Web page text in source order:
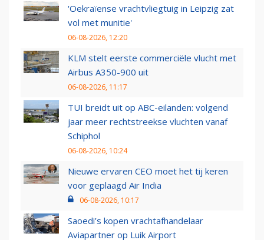
'Oekraïense vrachtvliegtuig in Leipzig zat
vol met munitie'
06-08-2026, 12:20
KLM stelt eerste commerciële vlucht met
Airbus A350-900 uit
06-08-2026, 11:17
TUI breidt uit op ABC-eilanden: volgend
jaar meer rechtstreekse vluchten vanaf
Schiphol
06-08-2026, 10:24
Nieuwe ervaren CEO moet het tij keren
voor geplaagd Air India
06-08-2026, 10:17
Saoedi’s kopen vrachtafhandelaar
Aviapartner op Luik Airport